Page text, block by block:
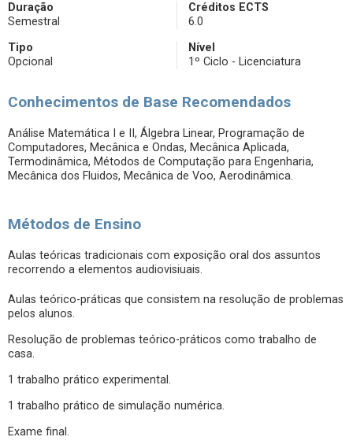
Duração
Semestral
Créditos ECTS
6.0
Tipo
Opcional
Nível
1º Ciclo - Licenciatura
Conhecimentos de Base Recomendados
Análise Matemática I e II, Álgebra Linear, Programação de
Computadores, Mecânica e Ondas, Mecânica Aplicada,
Termodinâmica, Métodos de Computação para Engenharia,
Mecânica dos Fluidos, Mecânica de Voo, Aerodinâmica.
Métodos de Ensino
Aulas teóricas tradicionais com exposição oral dos assuntos
recorrendo a elementos audiovisiuais.
Aulas teórico-práticas que consistem na resolução de problemas
pelos alunos.
Resolução de problemas teórico-práticos como trabalho de
casa.
1 trabalho prático experimental.
1 trabalho prático de simulação numérica.
Exame final.